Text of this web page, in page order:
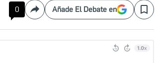
0 CompartirAñade El Debate en Save